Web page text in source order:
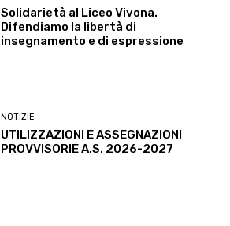
Solidarietà al Liceo Vivona.
Difendiamo la libertà di
insegnamento e di espressione
NOTIZIE
UTILIZZAZIONI E ASSEGNAZIONI
PROVVISORIE A.S. 2026-2027